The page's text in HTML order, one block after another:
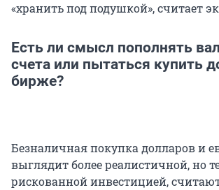
«хранить под подушкой», считает
Есть ли смысл пополнять
счета или пытаться купить
бирже?
Безналичная покупка долларов и
выглядит более реалистичной, но
рискованной инвестицией,